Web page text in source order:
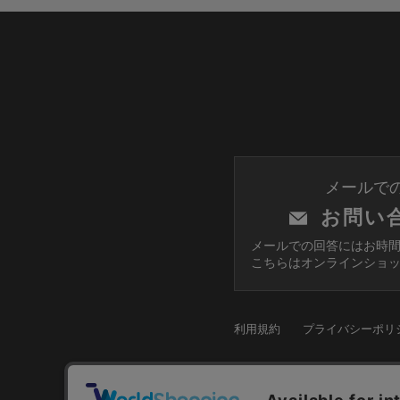
メールで
お問い
メールでの回答にはお時
こちらはオンラインショ
利用規約 プライバシーポリ